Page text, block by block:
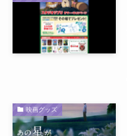
映画グッズ